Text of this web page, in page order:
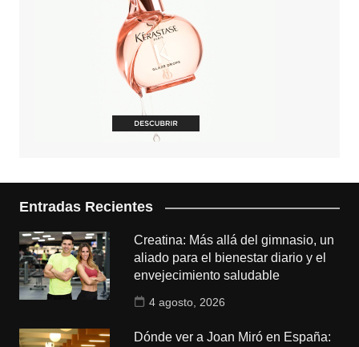
Entradas Recientes
Creatina: Más allá del gimnasio, un
aliado para el bienestar diario y el
envejecimiento saludable
4 agosto, 2026
Dónde ver a Joan Miró en España: